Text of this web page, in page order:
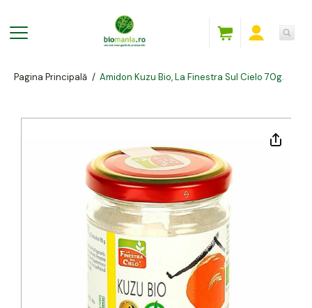
Pagina Principală / Amidon Kuzu Bio, La Finestra Sul Cielo 70g.